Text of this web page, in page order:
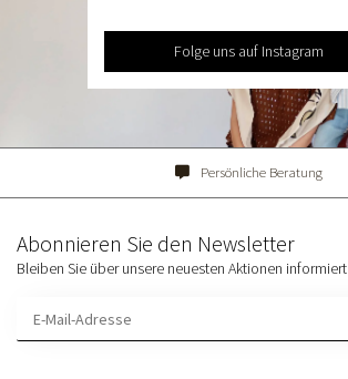
Folge uns auf Instagram
Persönliche Beratung
Abonnieren Sie den Newsletter
Bleiben Sie über unsere neuesten Aktionen informiert